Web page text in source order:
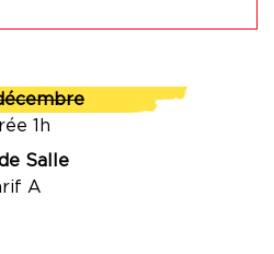
1h
Salle
A